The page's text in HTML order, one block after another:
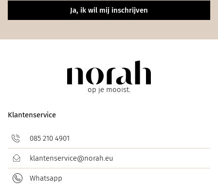
Ja, ik wil mij inschrijven
op je mooist.
Klantenservice
085 210 4901
klantenservice@norah.eu
Whatsapp